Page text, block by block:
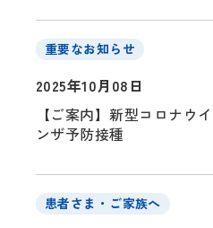
重要なお知らせ
2025年10月08日
【ご案内】新型コロナウ
ンザ予防接種
患者さま・ご家族へ